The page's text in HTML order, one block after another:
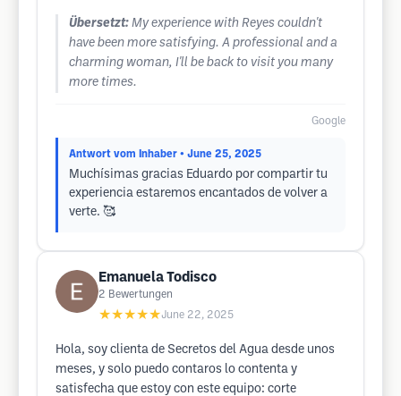
Übersetzt: My experience with Reyes couldn't
have been more satisfying. A professional and a
charming woman, I'll be back to visit you many
more times.
Google
Antwort vom Inhaber • June 25, 2025
Muchísimas gracias Eduardo por compartir tu
experiencia estaremos encantados de volver a
verte. 🥰
Emanuela Todisco
2 Bewertungen
★★★★★June 22, 2025
Hola, soy clienta de Secretos del Agua desde unos
meses, y solo puedo contaros lo contenta y
satisfecha que estoy con este equipo: corte